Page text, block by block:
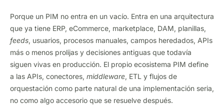
Porque un PIM no entra en un vacío. Entra en una arquitectura
que ya tiene ERP, eCommerce, marketplace, DAM, planillas,
feeds, usuarios, procesos manuales, campos heredados, APIs
más o menos prolijas y decisiones antiguas que todavía
siguen vivas en producción. El propio ecosistema PIM define
a las APIs, conectores, middleware, ETL y flujos de
orquestación como parte natural de una implementación seria,
no como algo accesorio que se resuelve después.